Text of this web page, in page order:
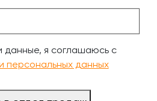
данные, я соглашаюсь с
персональных данных